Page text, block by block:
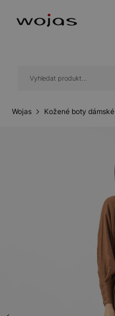
Wojas Kožené boty dámské